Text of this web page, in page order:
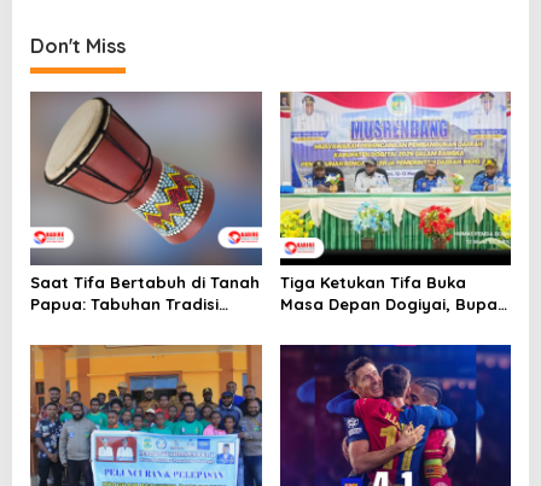
Don't Miss
Saat Tifa Bertabuh di Tanah
Papua: Tabuhan Tradisi
dan Kehidupan Sosial
Tiga Ketukan Tifa Buka
Masa Depan Dogiyai, Bupati
Musrenbang 2026